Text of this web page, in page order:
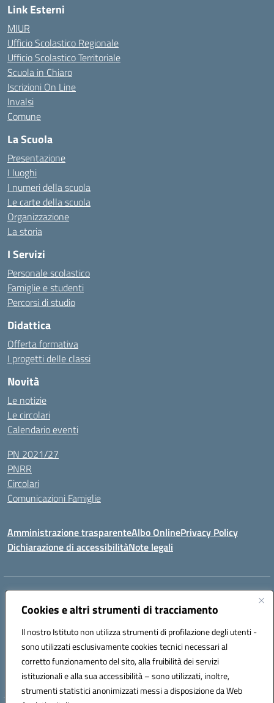
Cookies e altri strumenti di tracciamento
Il nostro Istituto non utilizza strumenti di profilazione degli utenti -
sono utilizzati esclusivamente cookies tecnici necessari al
corretto funzionamento del sito, alla fruibilità dei servizi
istituzionali e alla sua accessibilità – sono utilizzati, inoltre,
strumenti statistici anonimizzati messi a disposizione da Web
Link Esterni
MIUR
Ufficio Scolastico Regionale
Ufficio Scolastico Territoriale
Scuola in Chiaro
Iscrizioni On Line
Invalsi
Comune
La Scuola
Presentazione
I luoghi
I numeri della scuola
Le carte della scuola
Organizzazione
La storia
I Servizi
Personale scolastico
Famiglie e studenti
Percorsi di studio
Didattica
Offerta formativa
I progetti delle classi
Novità
Le notizie
Le circolari
Calendario eventi
PN 2021/27
PNRR
Circolari
Comunicazioni Famiglie
Amministrazione trasparenteAlbo OnlinePrivacy Policy
Dichiarazione di accessibilitàNote legali
Indirizzo:
Centralino:(+39) 0737787634 Email:mcic80700n@istruzione.it
Codice fiscale: 92010940432
Codice meccanografico:
MCIC80700N
Codice unico di fatturazione (CUF): UF5MY2